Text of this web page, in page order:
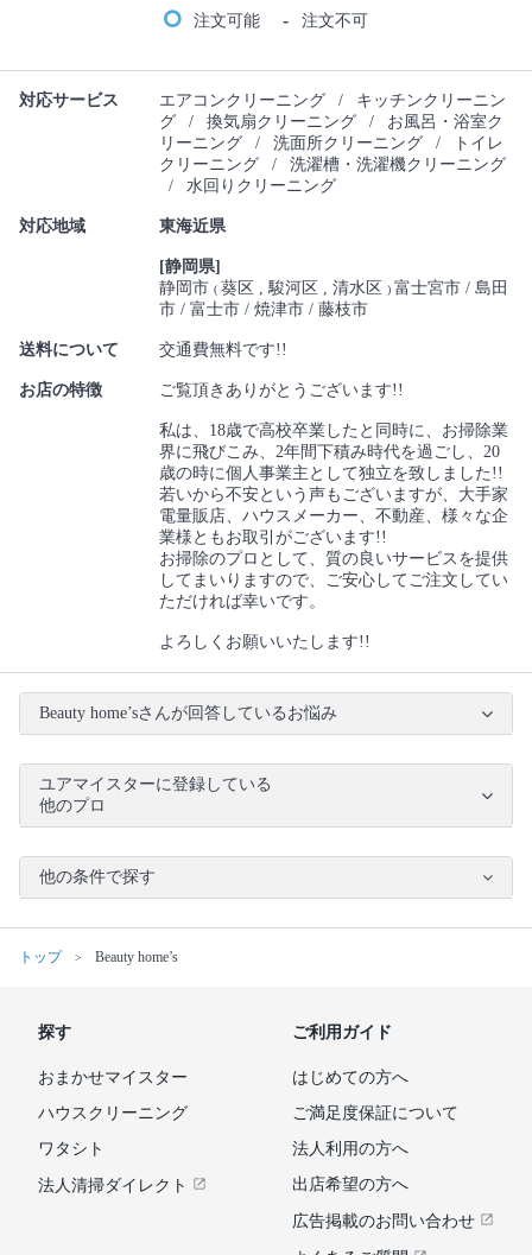
注文可能 - 注文不可
対応サービス エアコンクリーニング /
キッチンクリーニン
グ
/ 換気扇クリーニング /
お風呂・浴室ク
リーニング
/ 洗面所クリーニング /
トイレ
クリーニング
/
洗濯槽・洗濯機クリーニング
/
水回りクリーニング
対応地域 東海近県
[静岡県]
静岡市(葵区 駿河区 清水区) 富士宮市 島田
市 富士市 焼津市 藤枝市
送料について 交通費無料です!!
お店の特徴 ご覧頂きありがとうございます!!
私は、18歳で高校卒業したと同時に、お掃除業
界に飛びこみ、2年間下積み時代を過ごし、20
歳の時に個人事業主として独立を致しました!!
若いから不安という声もございますが、大手家
電量販店、ハウスメーカー、不動産、様々な企
業様ともお取引がございます!!
お掃除のプロとして、質の良いサービスを提供
してまいりますので、ご安心してご注文してい
ただければ幸いです。
よろしくお願いいたします!!
Beauty home’sさんが回答しているお悩み
ユアマイスターに登録している
他のプロ
他の条件で探す
トップ Beauty home’s
探す
おまかせマイスター
ハウスクリーニング
ワタシト
法人清掃ダイレクト
ご利用ガイド
はじめての方へ
ご満足度保証について
法人利用の方へ
出店希望の方へ
広告掲載のお問い合わせ